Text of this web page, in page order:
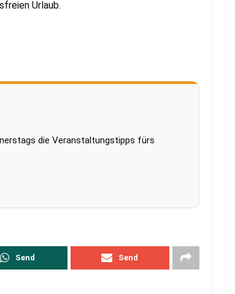
Urlaub.
die Veranstaltungstipps fürs
Send Send